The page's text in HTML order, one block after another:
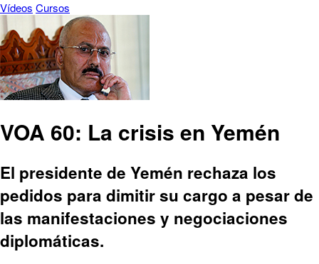
Vídeos Cursos
VOA 60: La crisis en Yemén
El presidente de Yemén rechaza los
pedidos para dimitir su cargo a pesar de
las manifestaciones y negociaciones
diplomáticas.